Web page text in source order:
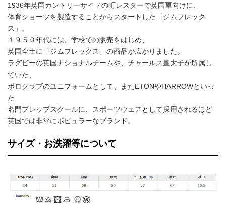
1936年英国カントリーサイドの町レスターで英国軍向けに、
体育ショーツを製造することからスタートした「ジムフレック
ス」。
１９５０年代には、学校での販売をはじめ、
英国全土に「ジムフレックス」の商品が広がりました。
ラグビーの英国ナショナルチームや、チャールス皇太子が所属し
ていた、
ポロクラブのユニフォームとして、またETONやHARROWといっ
た
名門プレップスクールに、スポーツウェアとして採用されるほど
英国では非常にポピュラーなブランド。
サイズ・お洗濯等について